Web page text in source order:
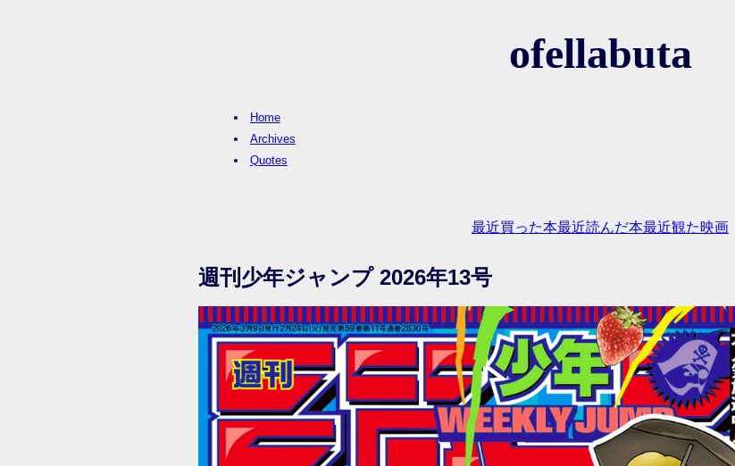
ofellabuta
Home
Archives
Quotes
最近買った本最近読んだ本最近観た映画
週刊少年ジャンプ 2026年13号